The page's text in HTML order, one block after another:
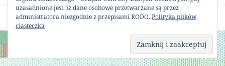
Dumnie wspierane przez WordPress
uzasadnione jest, iż dane osobowe przetwarzane są przez
administratora niezgodnie z przepisami RODO.Polityka plików
ciasteczka